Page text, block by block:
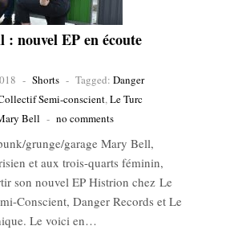
nouvel EP en écoute
- Shorts - Tagged: Danger
Semi-conscient,Le Turc
Bell - no comments
grunge/garage Mary Bell,
et aux trois-quarts féminin,
son nouvel EP Histrion chez Le
Conscient, Danger Records et Le
Le voici en…